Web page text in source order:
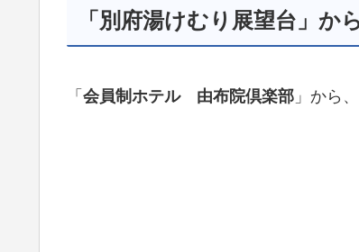
「別府湯けむり展望台」か
「 会員制ホテル 由布院倶楽部 」から、